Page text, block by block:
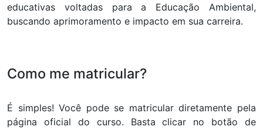
educativas voltadas para a Educação Ambiental,
buscando aprimoramento e impacto em sua carreira.
Como me matricular?
É simples! Você pode se matricular diretamente pela
página oficial do curso. Basta clicar no botão de